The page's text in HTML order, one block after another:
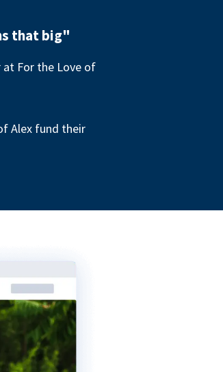
that big"
at For the Love of
Alex fund their